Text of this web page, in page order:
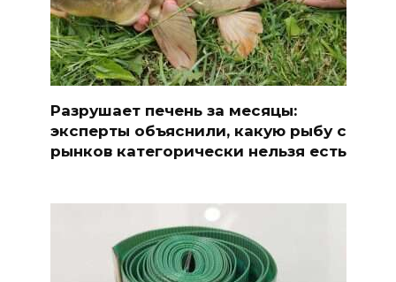
Разрушает печень за месяцы:
эксперты объяснили, какую рыбу с
рынков категорически нельзя есть